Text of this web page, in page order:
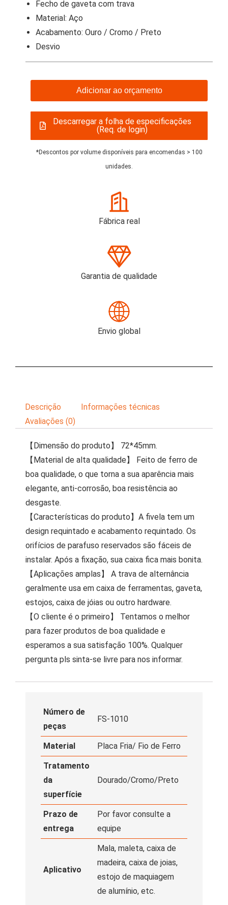
Fecho de gaveta com trava
Material: Aço
Acabamento: Ouro / Cromo / Preto
Desvio
Adicionar ao orçamento
Descarregar a folha de especificações
(Req. de login)
*Descontos por volume disponíveis para encomendas > 100
unidades.
Fábrica real
Garantia de qualidade
Envio global
Descrição
Informações técnicas
Avaliações (0)
【Dimensão do produto】 72*45mm.
【Material de alta qualidade】 Feito de ferro de
boa qualidade, o que torna a sua aparência mais
elegante, anti-corrosão, boa resistência ao
desgaste.
【Características do produto】A fivela tem um
design requintado e acabamento requintado. Os
orifícios de parafuso reservados são fáceis de
instalar. Após a fixação, sua caixa fica mais bonita.
【Aplicações amplas】 A trava de alternância
geralmente usa em caixa de ferramentas, gaveta,
estojos, caixa de jóias ou outro hardware.
【O cliente é o primeiro】 Tentamos o melhor
para fazer produtos de boa qualidade e
esperamos a sua satisfação 100%. Qualquer
pergunta pls sinta-se livre para nos informar.
Número de
peças
FS-1010
Material Placa Fria/ Fio de Ferro
Tratamento
da
superfície
Dourado/Cromo/Preto
Prazo de
entrega
Por favor consulte a
equipe
Aplicativo
Mala, maleta, caixa de
madeira, caixa de joias,
estojo de maquiagem
de alumínio, etc.